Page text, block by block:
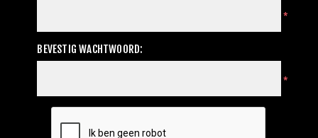
*
BEVESTIG WACHTWOORD:
*